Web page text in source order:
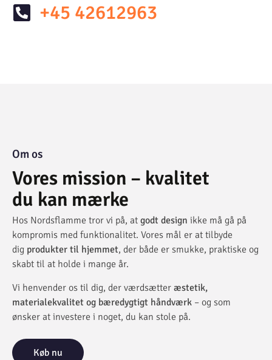
+45 42612963
Om os
Vores mission – kvalitet
du kan mærke
Hos Nordsflamme tror vi på, at godt design ikke må gå på
kompromis med funktionalitet. Vores mål er at tilbyde
dig produkter til hjemmet, der både er smukke, praktiske og
skabt til at holde i mange år.
Vi henvender os til dig, der værdsætter æstetik,
materialekvalitet og bæredygtigt håndværk – og som
ønsker at investere i noget, du kan stole på.
Køb nu